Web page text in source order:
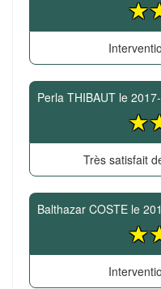
Perla THIBAUT le
Très satisfait
Balthazar COSTE le